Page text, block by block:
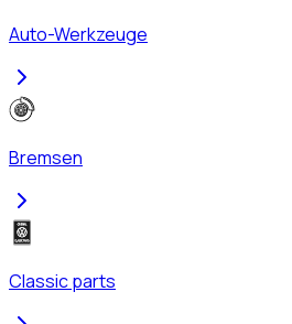
Auto-Werkzeuge
Bremsen
Classic parts